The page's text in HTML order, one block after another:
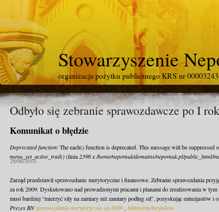
Stowarzyszenie
organizacja pożytku publicznego KRS nr
Odbyło się zebranie sprawozdawcze po I
Komunikat o błędzie
Deprecated function: The each() function is deprecated. This message will be suppressed
menu_set_active_trail()(linia 2396z/home/nepomuk/domains/nepomuk.pl/public_html/
28/06/2010
Zarząd przedstawił sprawozdanie merytoryczne i finansowe. Zebranie sprawozdania
za rok 2009. Dyskutowano nad prowadzonymi pracami i planami do zrealizowania w tym
musi bardziej “mierzyć siły na zamiary niż zamiary podług sił”, pozyskując entuzjastów i
Prezes BNsprawozdanie-merytoryczne-za-2009 bilansirachwynikow